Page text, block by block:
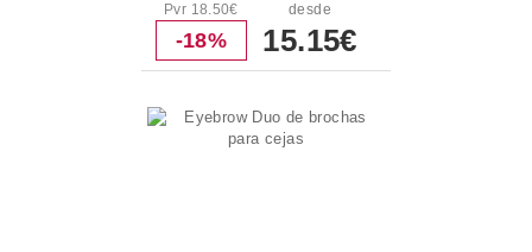
Pvr 18.50€
-18%
desde
15.15€